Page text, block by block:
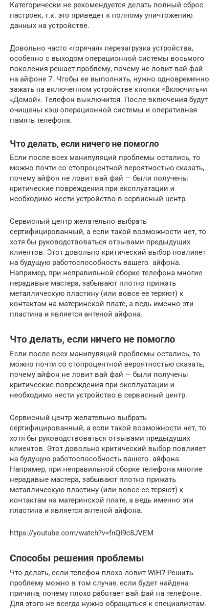
Категорически не рекомендуется делать полный сброс
настроек, т.к. это приведет к полному уничтожению
данных на устройстве.
Довольно часто «горячая» перезагрузка устройства,
особенно с выходом операционной системы восьмого
поколения решает проблему, почему не ловит вай фай
на айфоне 7. Чтобы ее выполнить, нужно одновременно
зажать на включенном устройстве кнопки «Включить»и
«Домой». Телефон выключится. После включения будут
очищены кэш операционной системы и оперативная
память телефона.
Что делать, если ничего не помогло
Если после всех манипуляций проблемы остались, то
можно почти со стопроцентной вероятностью сказать,
почему айфон не ловит вай фай — были получены
критические повреждения при эксплуатации и
необходимо нести устройство в сервисный центр.
Сервисный центр желательно выбрать
сертифицированный, а если такой возможности нет, то
хотя бы руководствоваться отзывами предыдущих
клиентов. Этот довольно критический выбор повлияет
на будущую работоспособность вашего айфона.
Например, при неправильной сборке телефона многие
нерадивые мастера, забывают плотно прижать
металлическую пластину (или вовсе ее теряют) к
контактам на материнской плате, а ведь именно эти
пластина и является антеной айфона.
Что делать, если ничего не помогло
Если после всех манипуляций проблемы остались, то
можно почти со стопроцентной вероятностью сказать,
почему айфон не ловит вай фай — были получены
критические повреждения при эксплуатации и
необходимо нести устройство в сервисный центр.
Сервисный центр желательно выбрать
сертифицированный, а если такой возможности нет, то
хотя бы руководствоваться отзывами предыдущих
клиентов. Этот довольно критический выбор повлияет
на будущую работоспособность вашего айфона.
Например, при неправильной сборке телефона многие
нерадивые мастера, забывают плотно прижать
металлическую пластину (или вовсе ее теряют) к
контактам на материнской плате, а ведь именно эти
пластина и является антеной айфона.
https://youtube.com/watch?v=fnQI9c8JVEM
Способы решения проблемы
Что делать, если телефон плохо ловит WiFi? Решить
проблему можно в том случае, если будет найдена
причина, почему плохо работает вай фай на телефоне.
Для этого не всегда нужно обращаться к специалистам.